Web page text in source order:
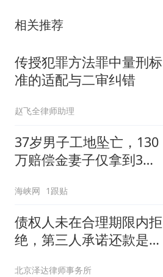
相关推荐
传授犯罪方法罪中量刑标
准的适配与二审纠错
赵飞全律师助理
37岁男子工地坠亡，130
万赔偿金妻子仅拿到3
还了外债”，亲属称“钱可
能被烧了”；女方已报警，
法院介入核查
海峡网 1跟贴
债权人未在合理期限内拒
绝，第三人承诺还款是否
北京泽达律师事务所